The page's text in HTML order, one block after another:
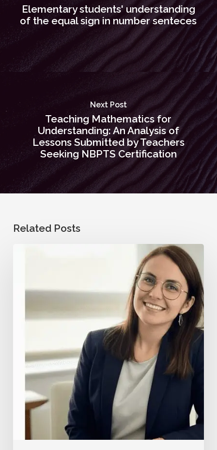
Elementary students' understanding
of the equal sign in number senteces
Next Post
Teaching Mathematics for
Understanding: An Analysis of
Lessons Submitted by Teachers
Seeking NBPTS Certification
Related Posts